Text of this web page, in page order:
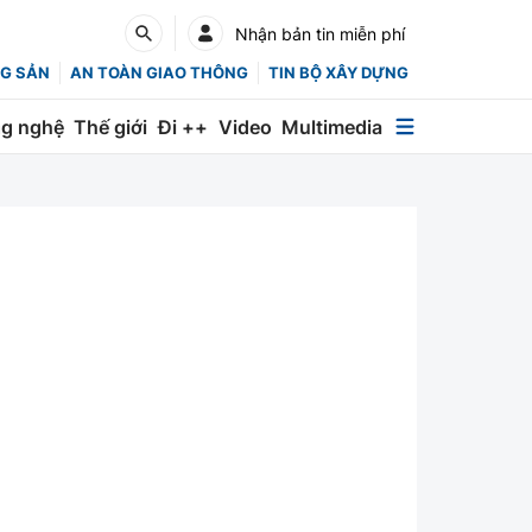
Nhận bản tin miễn phí
SẢN AN TOÀN GIAO THÔNG TIN BỘ XÂY DỰNG
nghệ Thế giới Đi ++ Video Multimedia